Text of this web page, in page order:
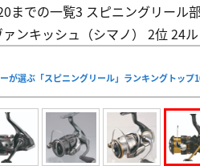
までの一覧3 スピニングリール
ンキッシュ（シマノ） 2位 24
が選ぶ「スピニングリール」ランキングトップ